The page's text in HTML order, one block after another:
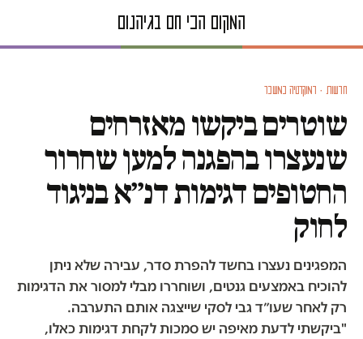
חדשות · דמוקרטיה במשבר
שוטרים ביקשו מאזרחים
שנעצרו בהפגנה למען שחרור
החטופים דגימות דנ״א בניגוד
לחוק
המפגינים נעצרו בחשד להפרת סדר, עבירה שלא ניתן
להוכיח באמצעים גנטים, ושוחררו מבלי למסור את הדגימות
רק לאחר שעו״ד גבי לסקי שייצגה אותם התערבה.
"ביקשתי לדעת מאיפה יש סמכות לקחת דגימות כאלו,